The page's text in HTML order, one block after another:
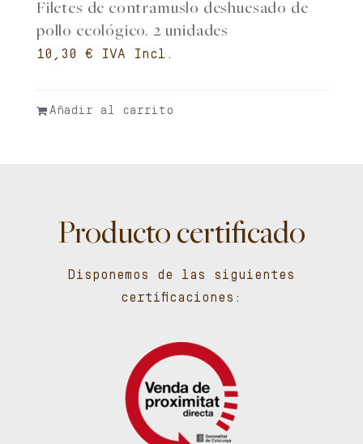
Filetes de contramuslo deshuesado de
pollo ecológico. 2 unidades
€
Añadir al carrito
Producto certificado
Disponemos de las siguientes
certificaciones: